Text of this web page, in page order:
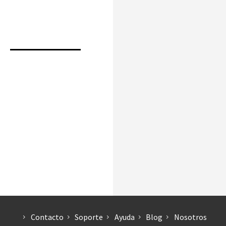
Contacto Soporte Ayuda Blog Nosotros